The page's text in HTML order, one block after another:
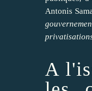
Antonis
A